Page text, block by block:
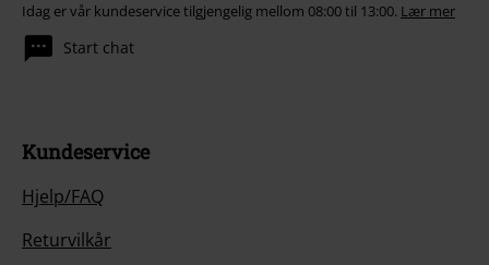
Idag er vår kundeservice tilgjengelig mellom 08:00 til 13:00. Lær mer
Start chat
Kundeservice
Hjelp/FAQ
Returvilkår